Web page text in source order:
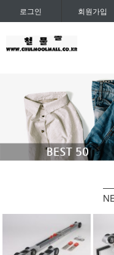
로그인 회원가입